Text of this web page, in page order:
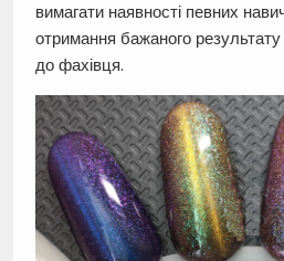
вимагати наявності певних
отримання бажаного
до фахівця.